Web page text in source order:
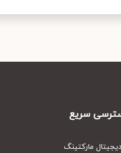
سریع
مارکتینگ